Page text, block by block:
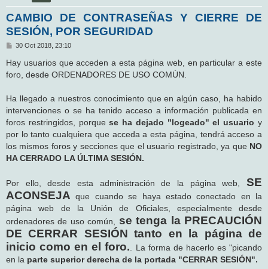
CAMBIO DE CONTRASEÑAS Y CIERRE DE
SESIÓN, POR SEGURIDAD
M
n
s
a
30 Oct 2018, 23:10
Hay usuarios que acceden a esta página web, en particular a este
foro, desde ORDENADORES DE USO COMÚN.
Ha llegado a nuestros conocimiento que en algún caso, ha habido
intervenciones o se ha tenido acceso a información publicada en
foros restringidos, porquese ha dejado "logeado" el usuario y
por lo tanto cualquiera que acceda a esta página, tendrá acceso a
los mismos foros y secciones que el usuario registrado, ya que NO
HA CERRADO LA ÚLTIMA SESIÓN.
Por ello, desde esta administración de la página web, SE
ACONSEJA que cuando se haya estado conectado en la
página web de la Unión de Oficiales, especialmente desde
ordenadores de uso común, se tenga la PRECAUCIÓN
DE CERRAR SESIÓN tanto en la página de
inicio como en el foro. . La forma de hacerlo es "picando
en la parte superior derecha de la portada "CERRAR SESIÓN".